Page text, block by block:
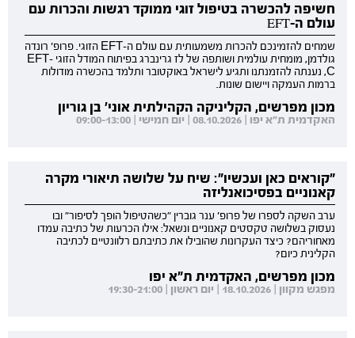
חשיפה להכשרה בטיפול זוגי ממוקד רגשות והכרות עם
עולם ה-EFT
שמחים להזמינכם להכרות משמעותית עם עולם ה-EFT הזוגי. פרופ' רונדה
גולדמן, מומחית עולמית ושותפה של לז גרינברג בפיתוח המודל הזוגי EFT-
C, נענתה להזמנתנו ותגיע לישראל באוקטובר ותלמד בהכשרה מודולות
ברמות העמקה ויישום שונות.
מכון מפרשים, הקליניקה הקהילתית אוני' בן גוריון
האקדמית ת"א יפו | 08.10.2026 | יום חמישי | 09:00-13:00
"קוראים כאן ועכשיו": שיח על שלושה תיאורי מקרה
קאנוניים בפסיכואנליזה
ערב השקה לספרו של פרופ' ענר גוברין "כשהטיפול הופך לסיפור" ובו
נעסוק בשלושה טקסטים קאנוניים ונשאל: אילו הכרעות של כתיבה עמדו
מאחוריהם? כיצד העקרונות שהובילו את כתיבתם רלוונטיים לכתיבה
הקלינית כיום?
מכון מפרשים, האקדמית ת"א יפו
מפגש מקוון | 18.10.2026 | יום ראשון | 19:30-21:00